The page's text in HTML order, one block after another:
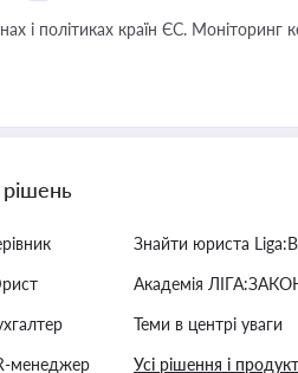
і політиках країн ЄС. Моніторинг
менеджер
Знайти юриста
Академія
Теми в центрі уваги
Усі рішення і